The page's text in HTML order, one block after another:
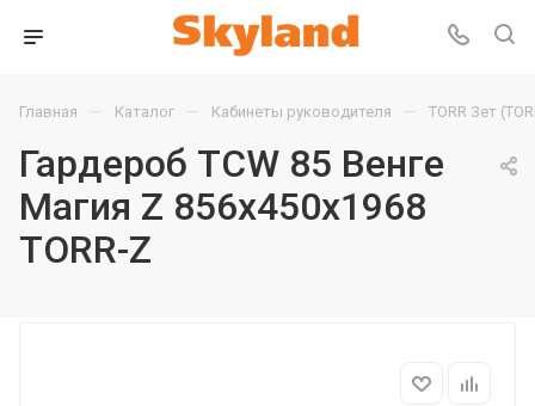
Главная — Каталог — Кабинеты руководителя — TORR Зет
Гардероб TCW 85 Венге
Магия Z 856х450х1968
TORR-Z